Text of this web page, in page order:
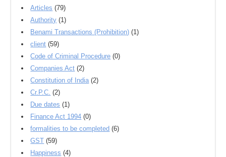
Articles (79)
Authority (1)
Benami Transactions (Prohibition) (1)
client (59)
Code of Criminal Procedure (0)
Companies Act (2)
Constitution of India (2)
Cr.P.C. (2)
Due dates (1)
Finance Act 1994 (0)
formalities to be completed (6)
GST (59)
Happiness (4)